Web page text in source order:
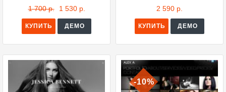
1 700 р. 1 530 р.
КУПИТЬ ДЕМО
2 590 р.
КУПИТЬ ДЕМО
-10%